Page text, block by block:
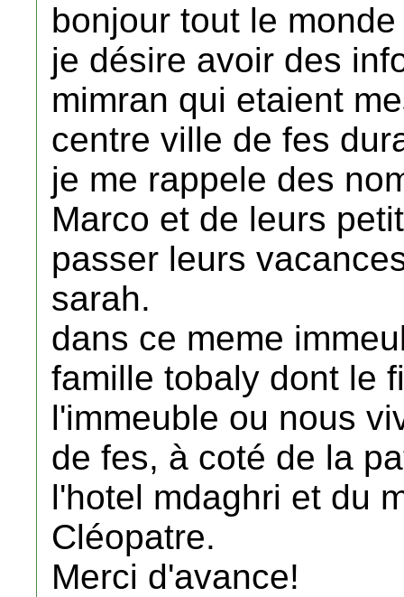
bonjour tout le monde
je désire avoir des
mimran qui etaient
centre ville de fes
je me rappele des
Marco et de leurs
passer leurs
sarah.
dans ce meme
famille tobaly dont le
l'immeuble ou nous
de fes, à coté de la
l'hotel mdaghri et du
Cléopatre.
Merci d'avance!